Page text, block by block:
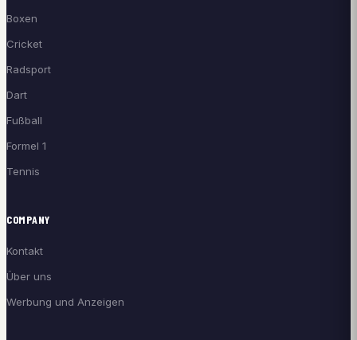
Boxen
Cricket
Radsport
Dart
Fußball
Formel 1
Tennis
COMPANY
Kontakt
Über uns
Werbung und Anzeigen